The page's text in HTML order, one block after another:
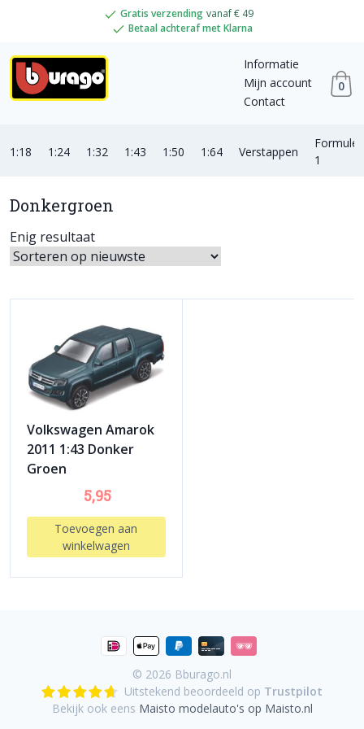
Gratis verzending vanaf € 49
Betaal achteraf met Klarna
Informatie
Mijn account
Contact
0
1:18 1:24 1:32 1:43 1:50 1:64 Verstappen
Formule
1
Donkergroen
Enig resultaat
Volkswagen Amarok
2011 1:43 Donker
Groen
5,95
Toevoegen aan
winkelwagen
© 2026 Bburago.nl
Uitstekend beoordeeld op Trustpilot
Bekijk ook eens Maisto modelauto's op Maisto.nl